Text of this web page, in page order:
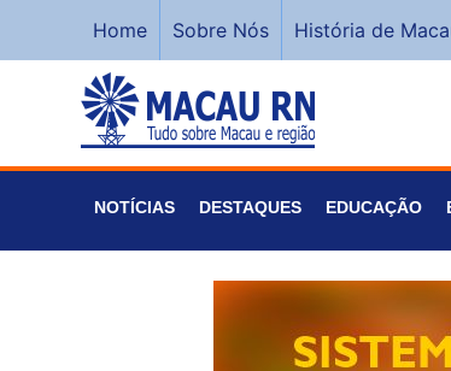
Home Sobre Nós História de
NOTÍCIAS DESTAQUES EDUCAÇÃO